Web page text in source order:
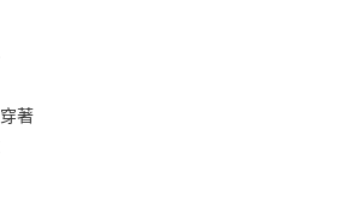
擇欲分期的期數、繳款截止日，確認付款後即完
及費用金額請依後續交易確認頁面所載為準。
前往確認交易或遇審核未通過，訂單將自動取
，「大哥付你分期」於每月結算日後寄送繳費提
】
商品之後才付款」的支付方式。 讓您購物簡單
不需綁卡、不需儲值。
簡訊認證，即可結帳。
務後，再付款。
流程】
含以上)免運費
著